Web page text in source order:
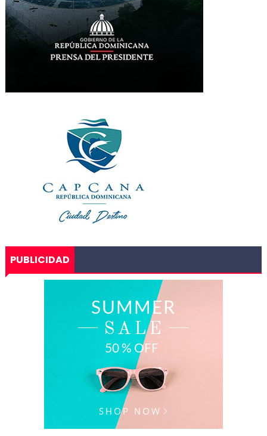
PUBLICIDAD